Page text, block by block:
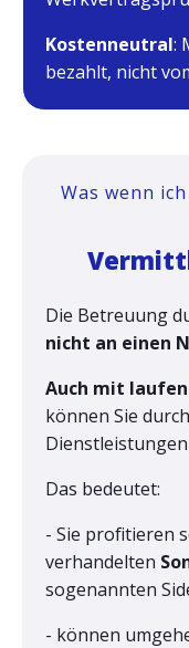
Kostenneutral:
bezahlt, nicht
Was wenn
Die Betreuung
nicht an einen
Auch mit
können Sie
Das bedeutet:
- Sie profitieren
verhandelten
sogenannten
- können